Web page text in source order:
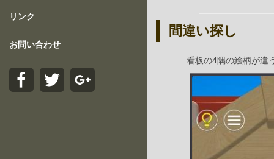
リンク
お問い合わせ
間違い探し
看板の4隅の絵柄が違